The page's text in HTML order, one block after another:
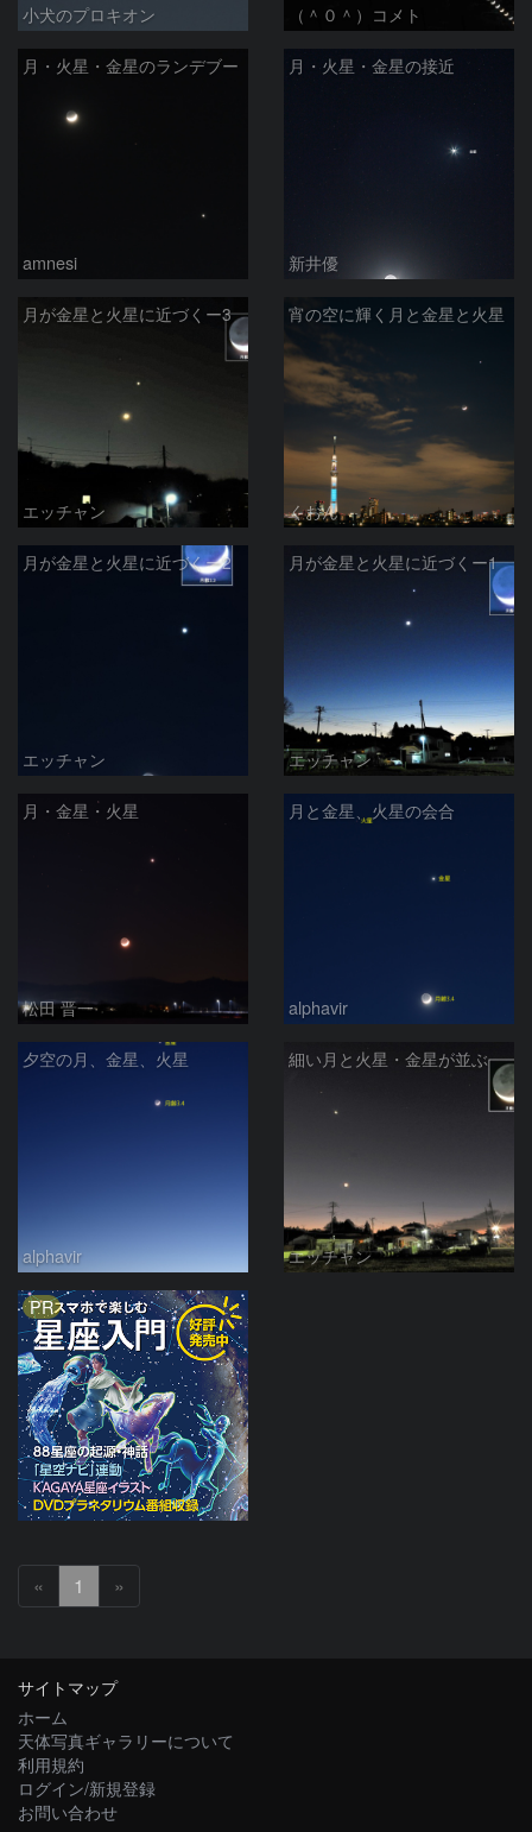
小犬のプロキオン （＾０＾）コメト
月・火星・金星のランデブー
amnesi
月・火星・金星の接近
新井優
月が金星と火星に近づくー3
エッチャン
宵の空に輝く月と金星と火星
くおん
月が金星と火星に近づくー2
エッチャン
月が金星と火星に近づくー1
エッチャン
月・金星・火星
松田 晋一
月と金星、火星の会合
alphavir
夕空の月、金星、火星
alphavir
細い月と火星・金星が並ぶ
エッチャン
PR
« 1 »
サイトマップ
ホーム
天体写真ギャラリーについて
利用規約
ログイン/新規登録
お問い合わせ